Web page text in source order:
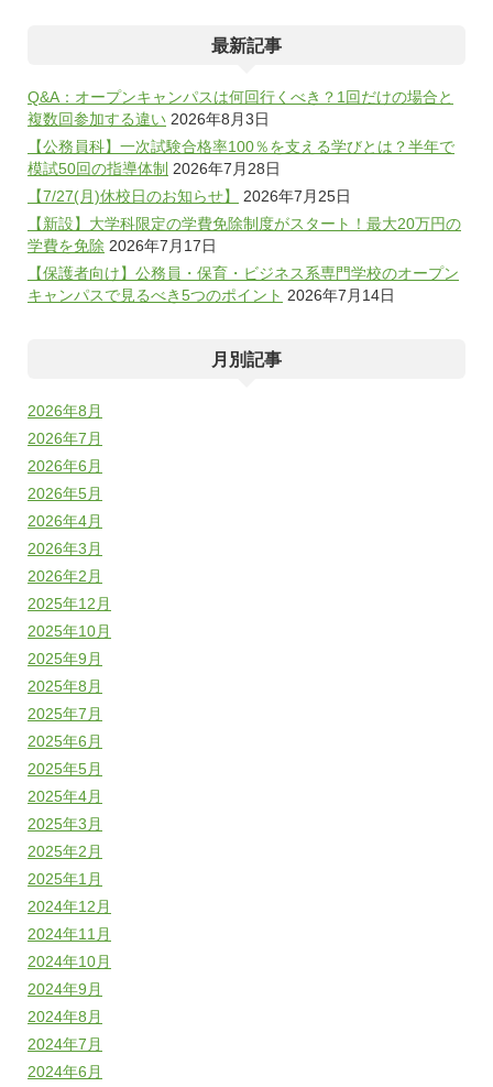
最新記事
Q&A：オープンキャンパスは何回行くべき？1回だけの場合と
複数回参加する違い 2026年8月3日
【公務員科】一次試験合格率100％を支える学びとは？半年で
模試50回の指導体制 2026年7月28日
【7/27(月)休校日のお知らせ】
2026年7月25日
【新設】大学科限定の学費免除制度がスタート！最大20万円の
学費を免除 2026年7月17日
【保護者向け】公務員・保育・ビジネス系専門学校のオープン
キャンパスで見るべき5つのポイント 2026年7月14日
月別記事
2026年8月
2026年7月
2026年6月
2026年5月
2026年4月
2026年3月
2026年2月
2025年12月
2025年10月
2025年9月
2025年8月
2025年7月
2025年6月
2025年5月
2025年4月
2025年3月
2025年2月
2025年1月
2024年12月
2024年11月
2024年10月
2024年9月
2024年8月
2024年7月
2024年6月